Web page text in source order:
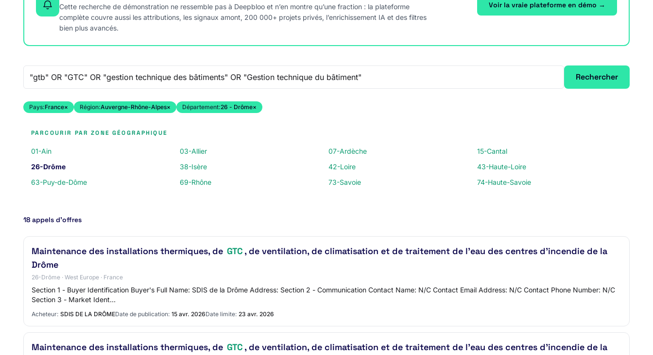
Cette recherche de démonstration ne ressemble pas à Deepbloo et n’en montre qu’une fraction : la plateforme
complète couvre aussi les attributions, les signaux amont, 200 000+ projets privés, l’enrichissement IA et des filtres
bien plus avancés.
Voir la vraie plateforme en démo →
Rechercher
Pays:France× Région:Auvergne-Rhône-Alpes× Département:26 - Drôme×
PARCOURIR PAR ZONE GÉOGRAPHIQUE
01-Ain 03-Allier 07-Ardèche
15-Cantal
26-Drôme
38-Isère 42-Loire
43-Haute-Loire
63-Puy-de-Dôme
69-Rhône 73-Savoie 74-Haute-Savoie
18 appels d’offres
Maintenance des installations thermiques, de GTC , de ventilation, de climatisation et de traitement de l'eau des centres d'incendie de la
Drôme
26-Drôme · West Europe · France
Section 1 - Buyer Identification Buyer's Full Name: SDIS de la Drôme Address: Section 2 - Communication Contact Name: N/C Contact Email Address: N/C Contact Phone Number: N/C
Section 3 - Market Ident…
Acheteur: SDIS DE LA DRÔMEDate de publication: 15 avr. 2026Date limite: 23 avr. 2026
Maintenance des installations thermiques, de GTC , de ventilation, de climatisation et de traitement de l'eau des centres d'incendie de la